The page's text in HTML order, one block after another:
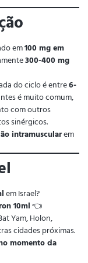
em100 mg em
300-400 mg
do ciclo é entre6-
é muito comum,
com outros
sinérgicos.
intramuscularem
em Israel?
10ml👈
Yam, Holon,
cidades próximas.
momento da